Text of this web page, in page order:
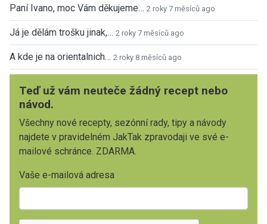
Paní Ivano, moc Vám děkujeme… 2 roky 7 měsíců ago
Já je dělám trošku jinak,… 2 roky 7 měsíců ago
A kde je na orientalnich… 2 roky 8 měsíců ago
Teď už vám neuteče žádný recept nebo
návod.
Všechny nové recepty, sezónní rady, tipy a návody
najdete v pravidelném JakTak zpravodaji ve své e-
mailové schránce. ZDARMA.
Vaše e-mailová adresa